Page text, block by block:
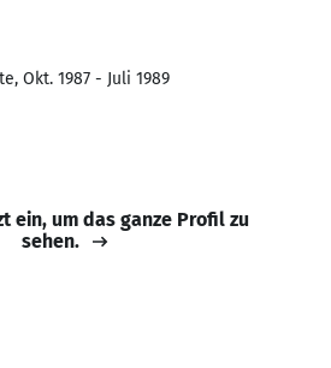
Okt. 1987 - Juli 1989
ein, um das ganze Profil zu
sehen.